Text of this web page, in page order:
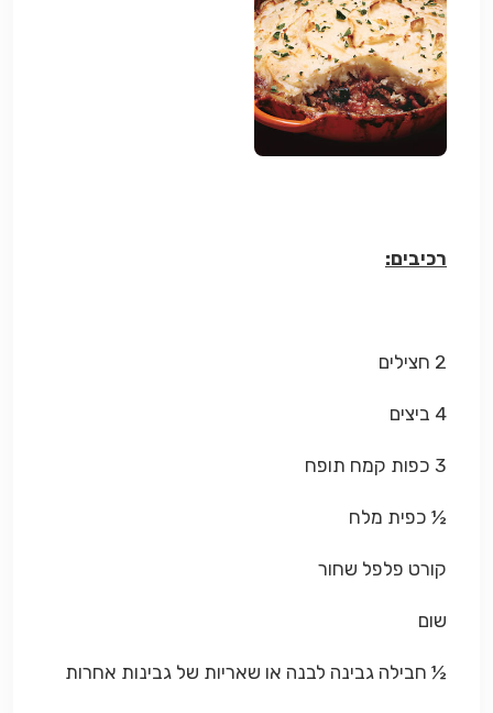
רכיבים:
2 חצילים
4 ביצים
3 כפות קמח תופח
½ כפית מלח
קורט פלפל שחור
שום
½ חבילה גבינה לבנה או שאריות של גבינות אחרות